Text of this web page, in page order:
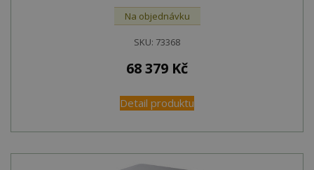
Na objednávku
SKU: 73368
68 379 Kč
Detail produktu